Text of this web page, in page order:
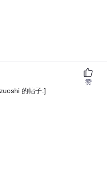
的帖子:]
赞